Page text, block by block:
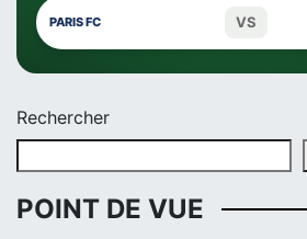
PARIS FC VS
Rechercher
POINT DE VUE